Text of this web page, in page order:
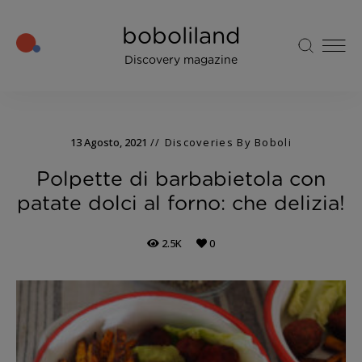
boboliland
Discovery magazine
13 Agosto, 2021 Discoveries By Boboli
Polpette di barbabietola con
patate dolci al forno: che delizia!
2.5K 0